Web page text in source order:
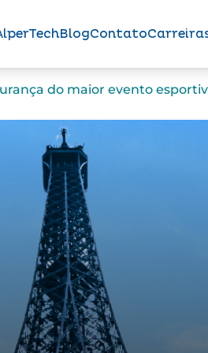
BlogContato
do maior evento